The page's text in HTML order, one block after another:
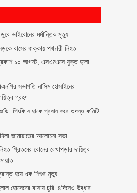
ডুবে ভাইবোনের মর্মান্তিক মৃত্যু
বাসের ধাক্কায় পথচারী নিহত
১০ আগস্ট, এসএমএসে যুক্ত হলো
সভাপতি নাসিম হোসাইনের
গ্রহণ
পিংকি সাহাকে প্রধান করে তদন্ত কমিটি
জামায়াতের আলোচনা সভা
প্রিতমের বোনের লেখাপড়ার দায়িত্ব
হয়ে এক শিশুর মৃত্যু
হোসেনের বাসায় চুরি, ৪দিনেও উদ্ধার